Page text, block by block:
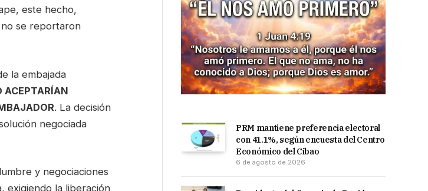
este hecho,
no se reportaron
la embajada
ACEPTARÍAN
. La decisión
negociada
y negociaciones
exigiendo la liberación
PRM mantiene preferencia electoral
con 41.1%, según encuesta del Centro
Económico del Cibao
6 de agosto de 2026